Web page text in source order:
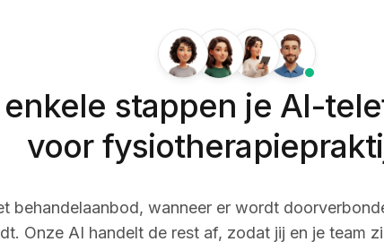
stappen je AI-
voor
behandelaanbod, wanneer er wordt
Onze AI handelt de rest af, zodat jij en je team